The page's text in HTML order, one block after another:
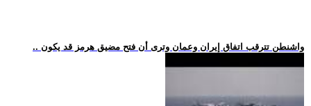
.. واشنطن تترقب اتفاق إيران وعمان وترى أن فتح مضيق هرمز قد يكون